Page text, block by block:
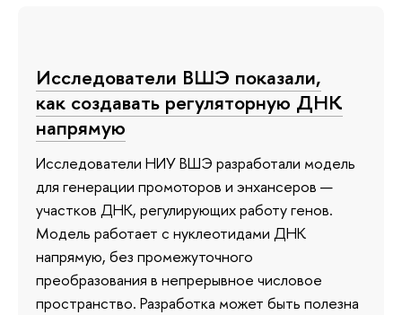
Исследователи ВШЭ показали,
как создавать регуляторную ДНК
напрямую
Исследователи НИУ ВШЭ разработали модель
для генерации промоторов и энхансеров —
участков ДНК, регулирующих работу генов.
Модель работает с нуклеотидами ДНК
напрямую, без промежуточного
преобразования в непрерывное числовое
пространство. Разработка может быть полезна